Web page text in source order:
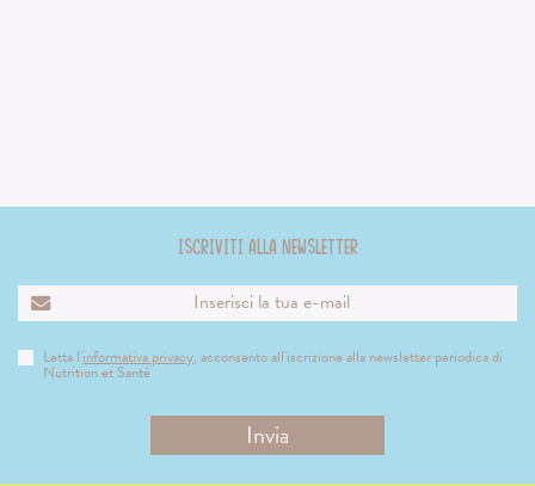
Iscriviti alla newsletter
Letta l'informativa privacy, acconsento all'iscrizione alla newsletter periodica di
Nutrition et Santé